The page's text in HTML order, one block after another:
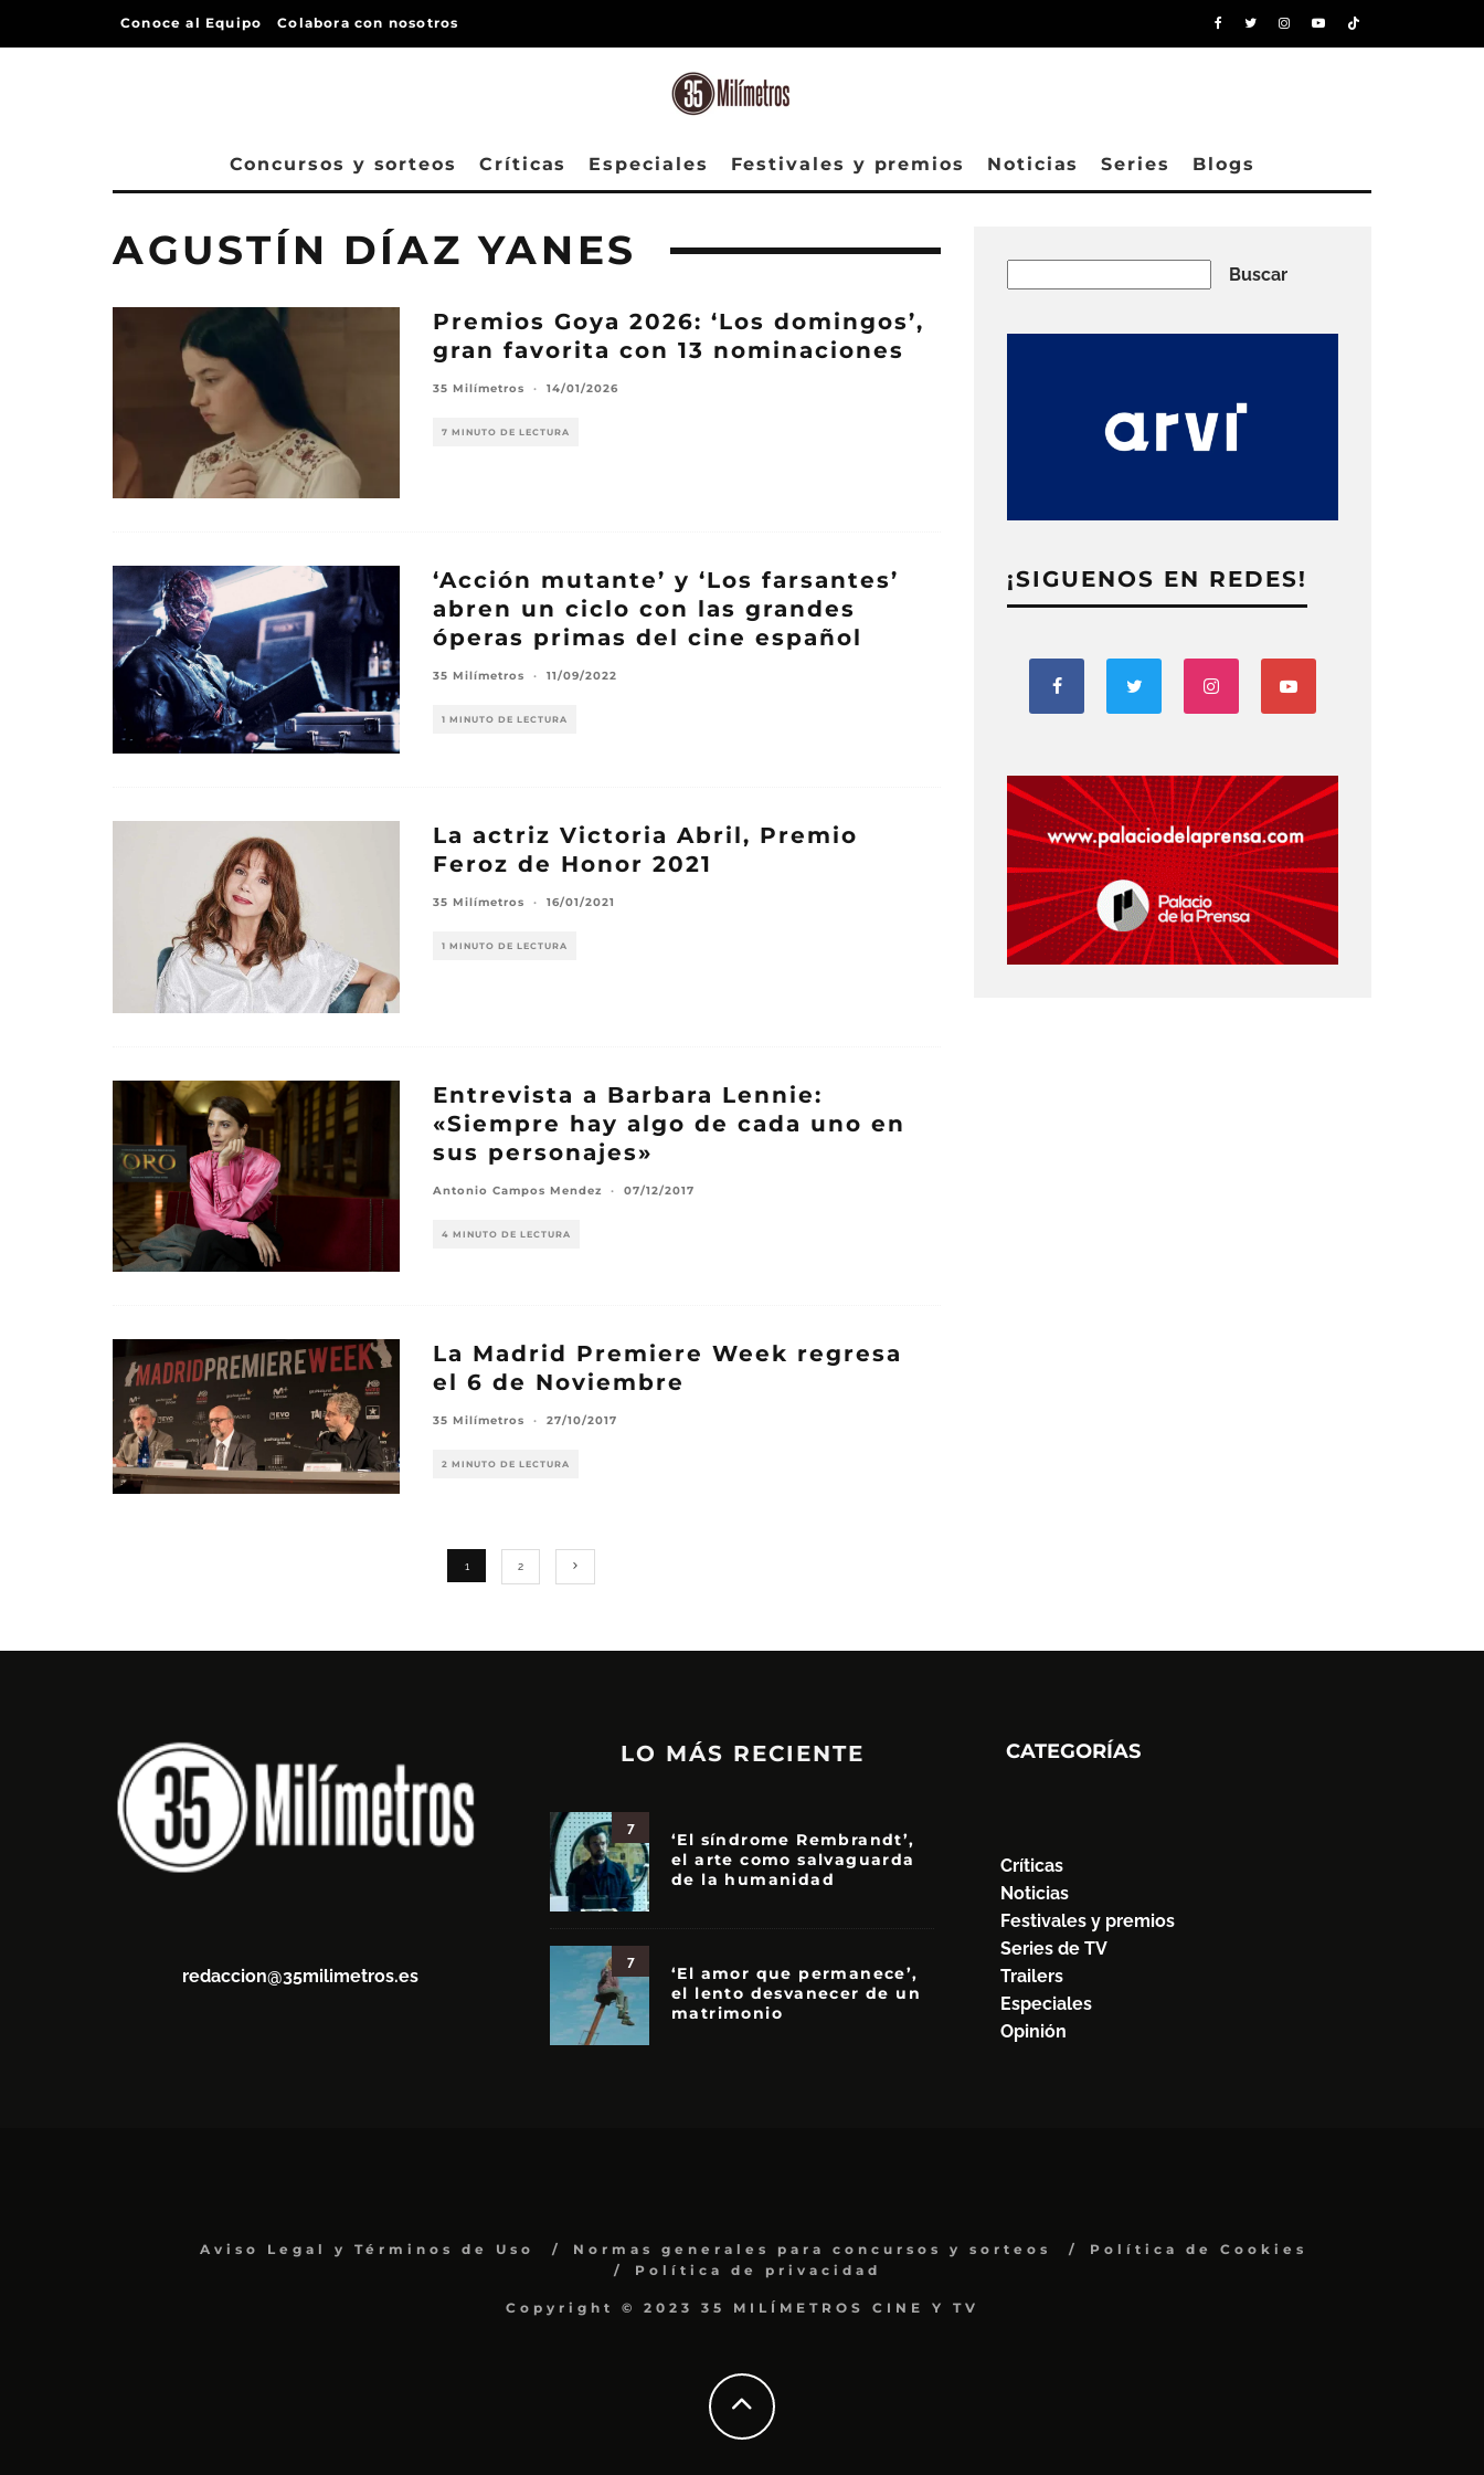
Conoce al Equipo Colabora con nosotros
Concursos y sorteos Críticas Especiales Festivales y premios Noticias Series Blogs
AGUSTÍN DÍAZ YANES
Premios Goya 2026: ‘Los domingos’,
gran favorita con 13 nominaciones
35 Milímetros · 14/01/2026
7 MINUTO DE LECTURA
‘Acción mutante’ y ‘Los farsantes’
abren un ciclo con las grandes
óperas primas del cine español
35 Milímetros · 11/09/2022
1 MINUTO DE LECTURA
La actriz Victoria Abril, Premio
Feroz de Honor 2021
35 Milímetros · 16/01/2021
1 MINUTO DE LECTURA
Entrevista a Barbara Lennie:
«Siempre hay algo de cada uno en
sus personajes»
Antonio Campos Mendez · 07/12/2017
4 MINUTO DE LECTURA
La Madrid Premiere Week regresa
el 6 de Noviembre
35 Milímetros · 27/10/2017
2 MINUTO DE LECTURA
1 2
Buscar
¡SIGUENOS EN REDES!
redaccion@35milimetros.es
LO MÁS RECIENTE
7
‘El síndrome Rembrandt’,
el arte como salvaguarda
de la humanidad
7
‘El amor que permanece’,
el lento desvanecer de un
matrimonio
CATEGORÍAS
Críticas
Noticias
Festivales y premios
Series de TV
Trailers
Especiales
Opinión
Aviso Legal y Términos de Uso Normas generales para concursos y sorteos
Política de Cookies
Política de privacidad
Copyright © 2023 35 MILÍMETROS CINE Y TV